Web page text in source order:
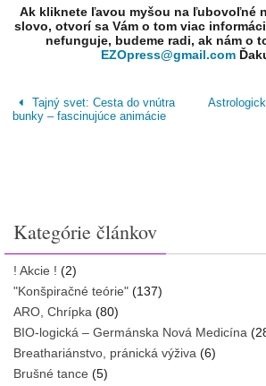
Ak kliknete ľavou myšou na ľubovoľné
slovo, otvorí sa Vám o tom viac
nefunguje, budeme radi, ak nám o
EZOpress@gmail.com
Tajný svet: Cesta do vnútra
bunky – fascinujúce animácie
Kategórie článkov
! Akcie ! (2)
"Konšpiračné teórie" (137)
ARO, Chrípka (80)
BIO-logická – Germánska Nová Medicína
Breathariánstvo, pránická výživa (6)
Brušné tance (5)